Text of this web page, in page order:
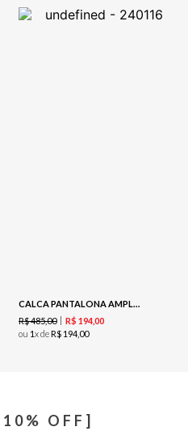
CALCA PANTALONA AMPLA - BRANCO
R$485,00 R$ 19400
ou 1x deR$ 194 00
OFF]